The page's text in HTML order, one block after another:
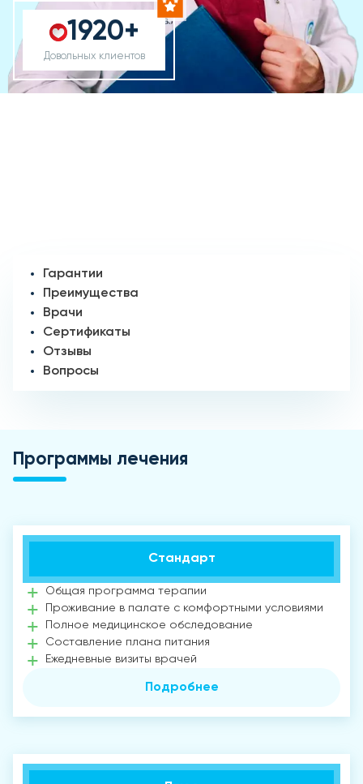
1920+
Довольных клиентов
Гарантии
Преимущества
Врачи
Сертификаты
Отзывы
Вопросы
Программы лечения
Стандарт
Общая программа терапии
Проживание в палате с комфортными условиями
Полное медицинское обследование
Составление плана питания
Ежедневные визиты врачей
Подробнее